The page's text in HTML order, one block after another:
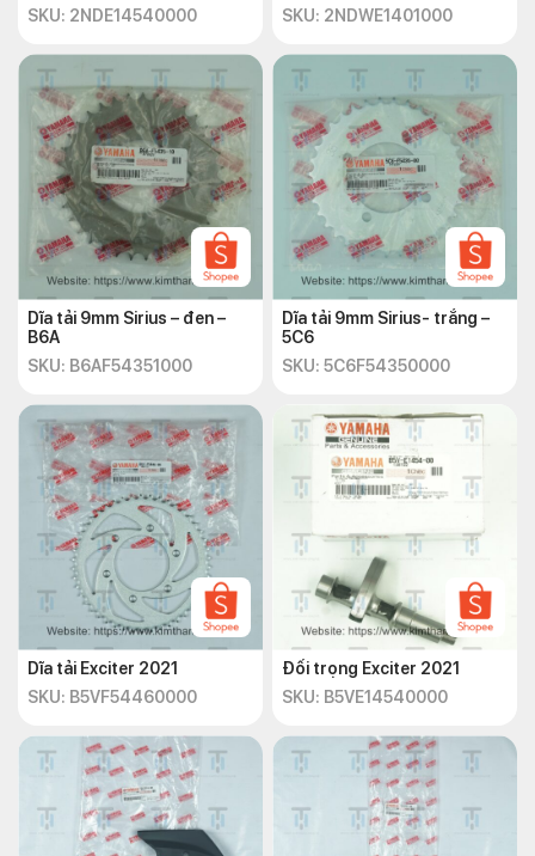
SKU: 2NDE14540000
SKU: 2NDWE1401000
Dĩa tải 9mm Sirius – đen –
B6A
SKU: B6AF54351000
Dĩa tải 9mm Sirius- trắng –
5C6
SKU: 5C6F54350000
Dĩa tải Exciter 2021
SKU: B5VF54460000
Đối trọng Exciter 2021
SKU: B5VE14540000